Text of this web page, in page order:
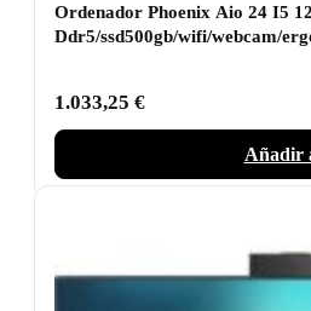
Ordenador Phoenix Aio 24 I5
Ddr5/ssd500gb/wifi/webcam/
1.033,25 €
Añadir